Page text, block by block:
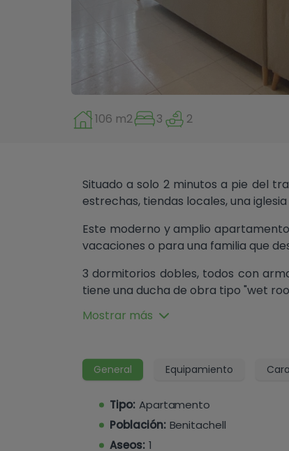
106 m2 3 2
Situado a solo 2 minutos a pie del
estrechas, tiendas locales, una
Este moderno y amplio
vacaciones o para una familia que
3 dormitorios dobles, todos con
tiene una ducha de obra tipo "wet
Una cocina independiente
La amplia zona de salón/comedor
un encantador balcón.
Entre las características
comunitaria en la azotea y un gran
Mostrar más
General Equipamiento
Tipo: Apartamento
Población: Benitachell
Aseos: 1